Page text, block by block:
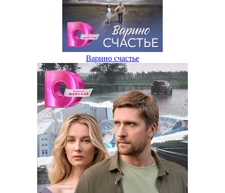
Варино счастье